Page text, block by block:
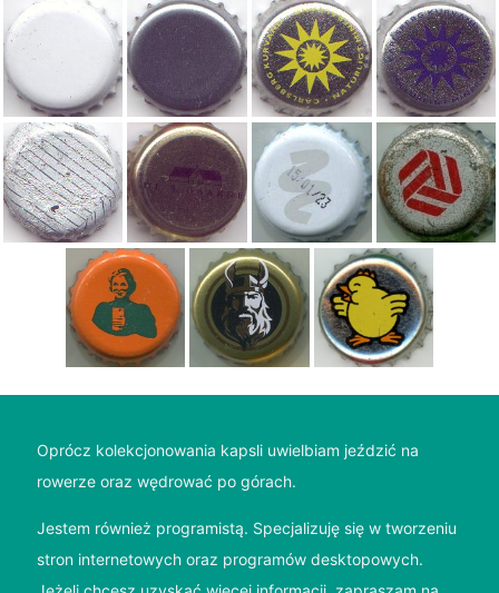
Oprócz kolekcjonowania kapsli uwielbiam jeździć na
rowerze oraz wędrować po górach.
Jestem również programistą. Specjalizuję się w tworzeniu
stron internetowych oraz programów desktopowych.